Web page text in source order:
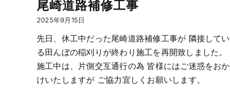
尾崎道路補修工事
2025年9月15日
先日、休工中だった尾崎道路補修工事が 隣接してい
る田んぼの稲刈りが終わり施工を再開致しました。
施工中は、片側交互通行の為 皆様にはご迷惑をおか
けいたしますが ご協力宜しくお願いします。